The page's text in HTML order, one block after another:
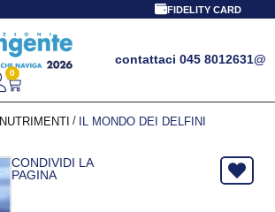
FIDELITY CARD
contattaci 045 8012631@
0
NUTRIMENTI / IL MONDO DEI DELFINI
CONDIVIDI LA
PAGINA